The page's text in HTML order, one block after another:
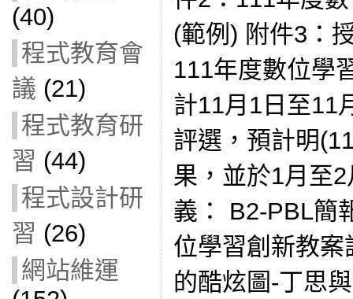
(40)
程式教育會
議 (21)
程式教育研
習 (44)
程式設計研
習 (26)
網站維運
(範例) 附件3：
111年度數位學
計11月1日至11
評選，預計明
果，並於1月至
義： B2-PBL簡
位學習創新教
的酷炫圖-丁思